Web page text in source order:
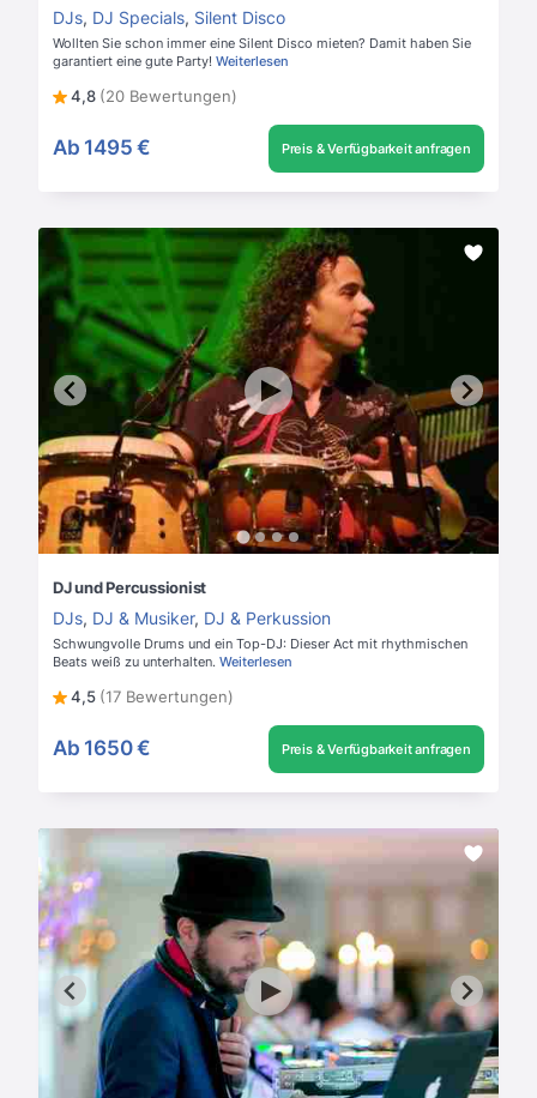
DJs, DJ Specials, Silent Disco
Wollten Sie schon immer eine Silent Disco mieten? Damit haben Sie
garantiert eine gute Party! Weiterlesen
4,8 (20 Bewertungen)
Ab 1495 € Preis & Verfügbarkeit anfragen
DJ und Percussionist
DJs, DJ & Musiker, DJ & Perkussion
Schwungvolle Drums und ein Top-DJ: Dieser Act mit rhythmischen
Beats weiß zu unterhalten. Weiterlesen
4,5 (17 Bewertungen)
Ab 1650 € Preis & Verfügbarkeit anfragen